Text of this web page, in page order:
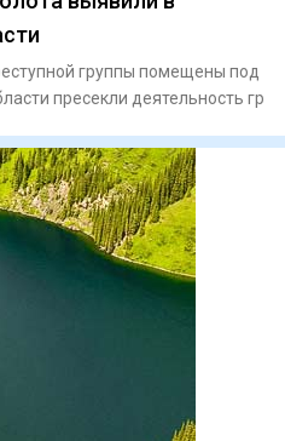
группы помещены под
пресекли деятельность гр